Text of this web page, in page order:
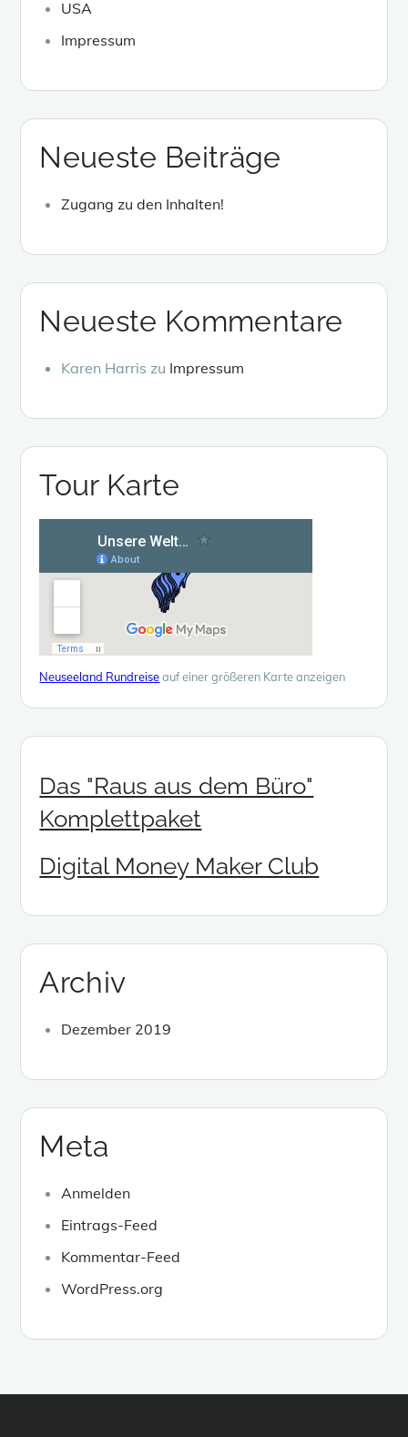
USA
Impressum
Neueste Beiträge
Zugang zu den Inhalten!
Neueste Kommentare
Karen Harris zu Impressum
Tour Karte
Neuseeland Rundreiseauf einer größeren Karte anzeigen
Das "Raus aus dem Büro"
Komplettpaket
Digital Money Maker Club
Archiv
Dezember 2019
Meta
Anmelden
Eintrags-Feed
Kommentar-Feed
WordPress.org